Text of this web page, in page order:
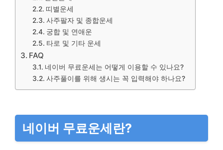
띠별운세
사주팔자 및 종합운세
궁합 및 연애운
타로 및 기타 운세
FAQ
네이버 무료운세는 어떻게 이용할 수 있나요?
사주풀이를 위해 생시는 꼭 입력해야 하나요?
네이버 무료운세란?